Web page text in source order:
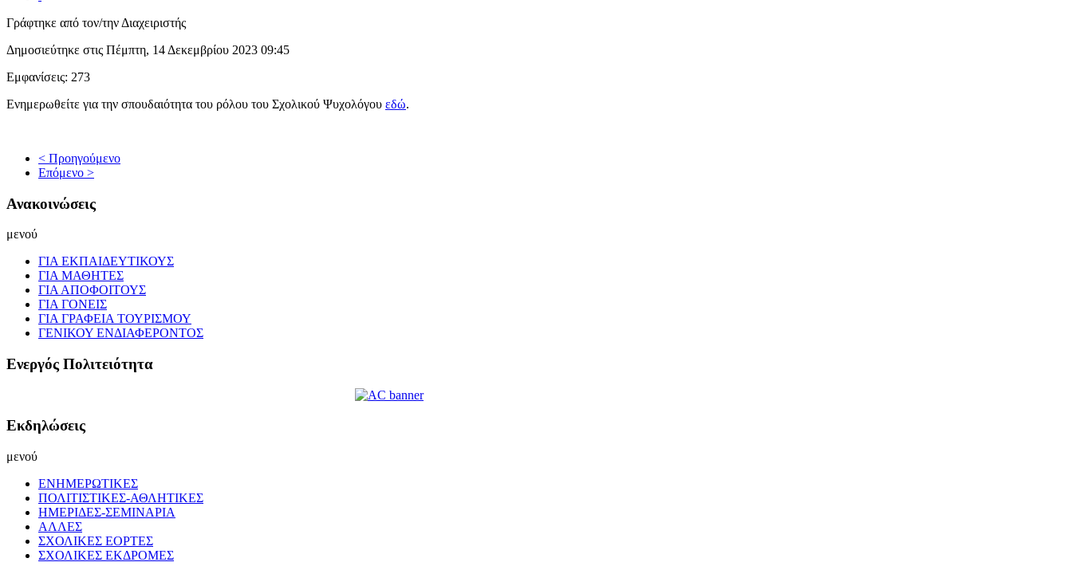
Γράφτηκε από τον/την Διαχειριστής
Δημοσιεύτηκε στις Πέμπτη, 14 Δεκεμβρίου 2023 09:45
Εμφανίσεις: 273
Ενημερωθείτε για την σπουδαιότητα του ρόλου του Σχολικού Ψυχολόγου εδώ.
< Προηγούμενο
Επόμενο >
Ανακοινώσεις
μενού
ΓΙΑ ΕΚΠΑΙΔΕΥΤΙΚΟΥΣ
ΓΙΑ ΜΑΘΗΤΕΣ
ΓΙΑ ΑΠΟΦΟΙΤΟΥΣ
ΓΙΑ ΓΟΝΕΙΣ
ΓΙΑ ΓΡΑΦΕΙΑ ΤΟΥΡΙΣΜΟΥ
ΓΕΝΙΚΟΥ ΕΝΔΙΑΦΕΡΟΝΤΟΣ
Ενεργός Πολιτειότητα
Εκδηλώσεις
μενού
ΕΝΗΜΕΡΩΤΙΚΕΣ
ΠΟΛΙΤΙΣΤΙΚΕΣ-ΑΘΛΗΤΙΚΕΣ
ΗΜΕΡΙΔΕΣ-ΣΕΜΙΝΑΡΙΑ
ΑΛΛΕΣ
ΣΧΟΛΙΚΕΣ ΕΟΡΤΕΣ
ΣΧΟΛΙΚΕΣ ΕΚΔΡΟΜΕΣ